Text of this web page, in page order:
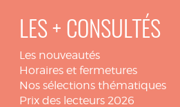
LES + CONSULTÉS
Les nouveautés
Horaires et fermetures
Nos sélections thématiques
Prix des lecteurs 2026